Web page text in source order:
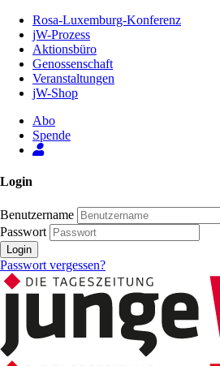
Inhalt
Seite
Rosa-Luxemburg-Konferenz
jW-Prozess
Aktionsbüro
Genossenschaft
Veranstaltungen
jW-Shop
Abo
Spende
Login
Benutzername
Passwort
Login
Passwort vergessen?